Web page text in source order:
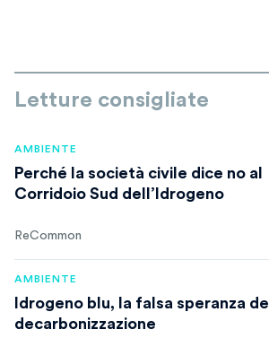
Letture consigliate
AMBIENTE
Perché la società civile dice no al
Corridoio Sud dell’Idrogeno
ReCommon
AMBIENTE
Idrogeno blu, la falsa speranza
decarbonizzazione